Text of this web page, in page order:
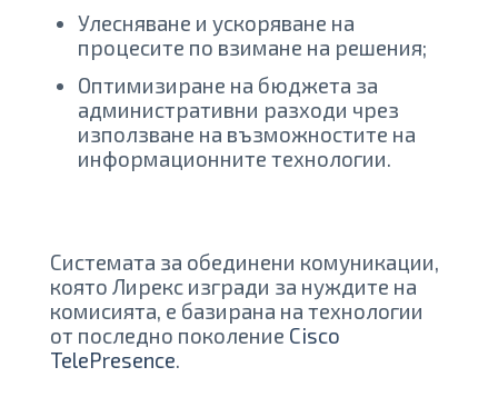
Улесняване и ускоряване на
процесите по взимане на решения;
Оптимизиране на бюджета за
административни разходи чрез
използване на възможностите на
информационните технолoгии.
Системата за обединени комуникации,
която Лирекс изгради за нуждите на
комисията, е базирана на технологии
от последно поколение Cisco
TelePresence.